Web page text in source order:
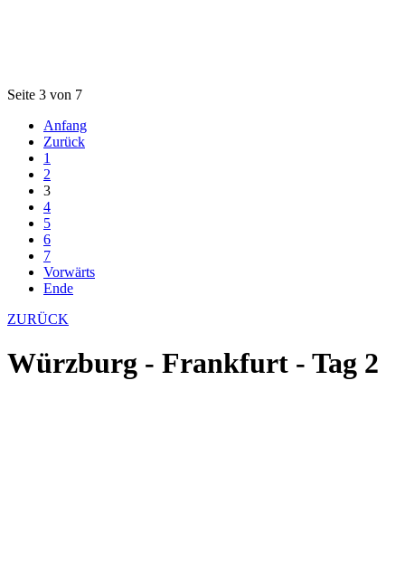
Seite 3 von 7
Anfang
Zurück
1
2
3
4
5
6
7
Vorwärts
Ende
ZURÜCK
Würzburg - Frankfurt - Tag 2